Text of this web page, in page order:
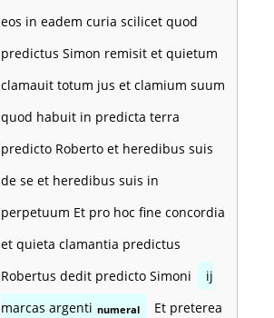
eos in eadem curia scilicet quod
predictus Simon remisit et quietum
clamauit totum jus et clamium suum
quod habuit in predicta terra
predicto Roberto et heredibus suis
de se et heredibus suis in
perpetuum Et pro hoc fine concordia
et quieta clamantia predictus
Robertus dedit predicto Simoni
ij
marcas argenti numeral
Et preterea